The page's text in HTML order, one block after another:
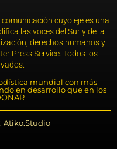
cuyo eje es una
las voces del Sur y de la
derechos humanos y
Press Service. Todos los
mundial con más
en desarrollo que en los
Atiko.Studio